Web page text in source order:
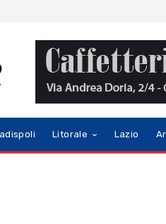
Litorale Lazio